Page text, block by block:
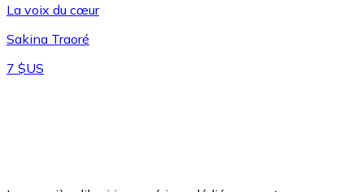
La voix du cœur
Sakina Traoré
7 $US